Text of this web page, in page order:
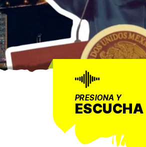
PRESIONA Y
ESCUCHA